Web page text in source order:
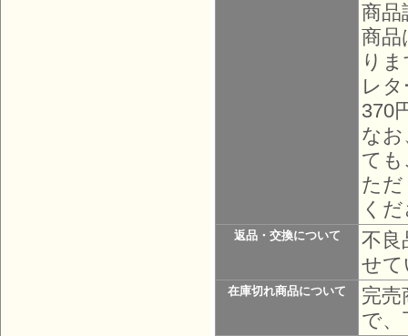
商品
商品
り
レ
370
な
て
た
く
返品・交換について
不良
せ
在庫切れ商品について
完
で、